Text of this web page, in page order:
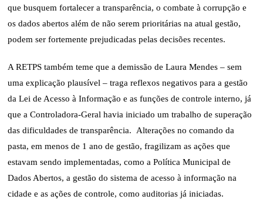
que busquem fortalecer a transparência, o combate à corrupção e
os dados abertos além de não serem prioritárias na atual gestão,
podem ser fortemente prejudicadas pelas decisões recentes.
A RETPS também teme que a demissão de Laura Mendes – sem
uma explicação plausível – traga reflexos negativos para a gestão
da Lei de Acesso à Informação e as funções de controle interno, já
que a Controladora-Geral havia iniciado um trabalho de superação
das dificuldades de transparência. Alterações no comando da
pasta, em menos de 1 ano de gestão, fragilizam as ações que
estavam sendo implementadas, como a Política Municipal de
Dados Abertos, a gestão do sistema de acesso à informação na
cidade e as ações de controle, como auditorias já iniciadas.